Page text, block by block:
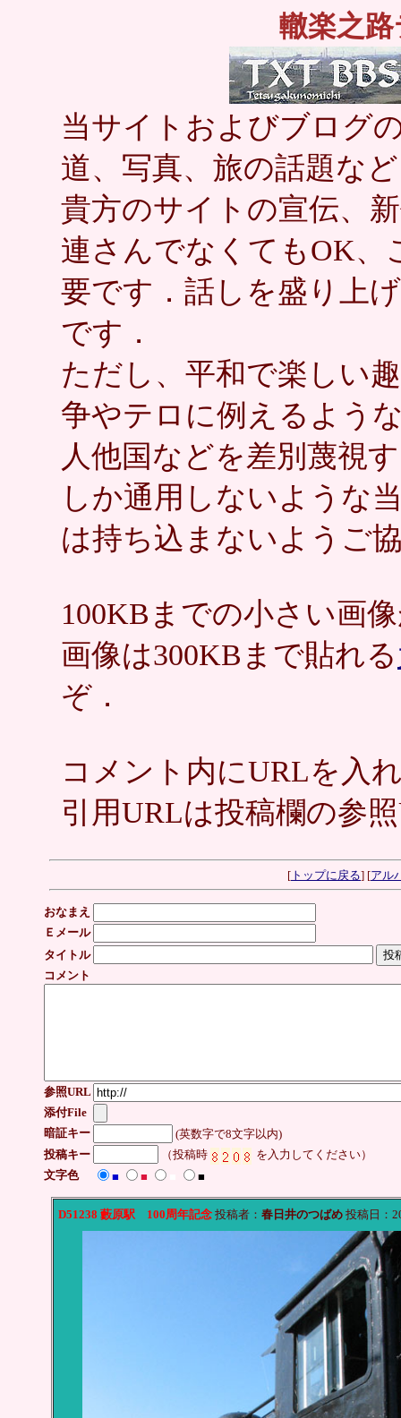
轍楽之
当サイトおよびブログ
道、写真、旅の話題な
貴方のサイトの宣伝、
連さんでなくてもOK、
要です．話しを盛り上
です．
ただし、平和で楽しい
争やテロに例えるよう
人他国などを差別蔑視
しか通用しないような
は持ち込まないようご
100KBまでの小さい画
画像は300KBまで貼れる
ぞ．
コメント内にURLを入
引用URLは投稿欄の参
[ トップに戻る] [アル
おなまえ
Ｅメール
タイトル
コメント
参照URL
添付File
暗証キー
(英数字で8文字以内)
投稿キー
（投稿時
を入力してください）
文字色
■ ■ ■
D51238 藪原駅 100周年記念投稿者： 春日井のつばめ投稿日：